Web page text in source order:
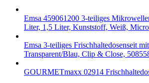
Emsa 459061200 3-teiliges
Liter, 1,5 Liter, Kunststoff, Weiß,
Emsa 3-teiliges Frischhaltedosenseit
Transparent/Blau, Clip & Close,
GOURMETmaxx 02914